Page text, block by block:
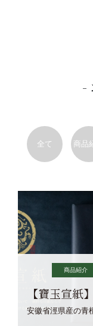
全て 商品
商品紹介